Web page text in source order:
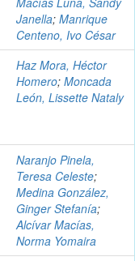
Janella; Manrique
Centeno, Ivo César
Haz Mora, Héctor
Homero; Moncada
León, Lissette Nataly
Naranjo Pinela,
Teresa Celeste;
Medina González,
Ginger Stefanía;
Alcívar Macías,
Norma Yomaira